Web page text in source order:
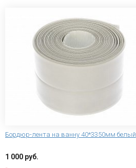
Бордюр-лента на ванну 40*3350мм белый
1 000 руб.